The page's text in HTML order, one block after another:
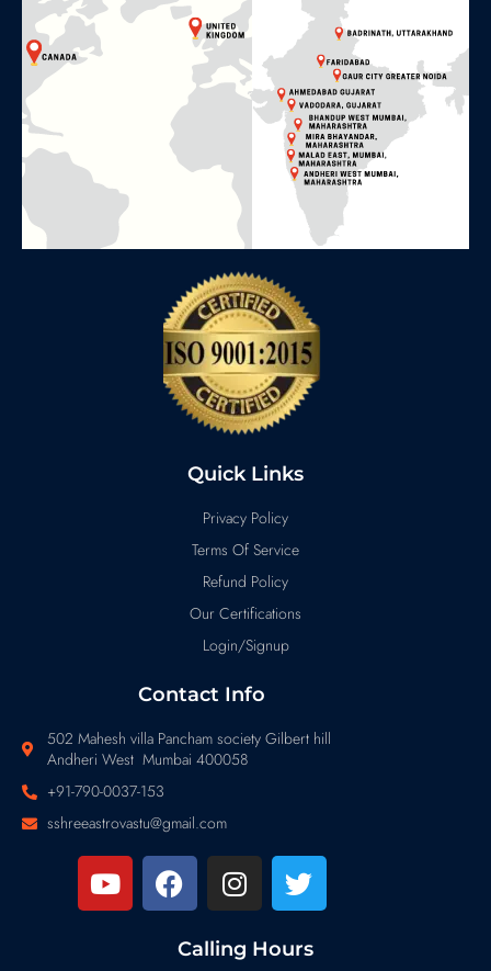
Quick Links
Privacy Policy
Terms Of Service
Refund Policy
Our Certifications
Login/Signup
Contact Info
502 Mahesh villa Pancham society Gilbert hill
Andheri West Mumbai 400058
+91-790-0037-153
sshreeastrovastu@gmail.com
Calling Hours